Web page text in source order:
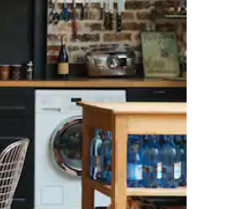
ისრებით ან შეხებისა თუ